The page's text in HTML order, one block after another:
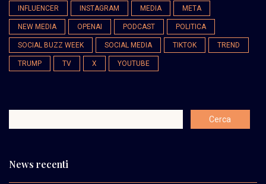
INFLUENCER INSTAGRAM MEDIA META
NEW MEDIA OPENAI PODCAST POLITICA
SOCIAL BUZZ WEEK SOCIAL MEDIA TIKTOK TREND
TRUMP TV X YOUTUBE
News recenti